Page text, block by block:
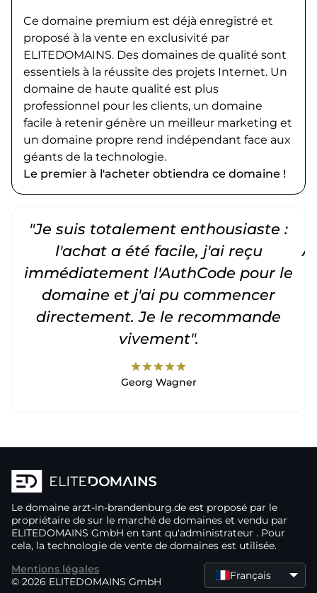
Ce domaine premium est déjà enregistré et
proposé à la vente en exclusivité par
ELITEDOMAINS. Des domaines de qualité sont
essentiels à la réussite des projets Internet. Un
domaine de haute qualité est plus
professionnel pour les clients, un domaine
facile à retenir génère un meilleur marketing et
un domaine propre rend indépendant face aux
géants de la technologie.
Le premier à l'acheter obtiendra ce domaine !
"Je suis totalement enthousiaste :
l'achat a été facile, j'ai reçu
immédiatement l'AuthCode pour le
domaine et j'ai pu commencer
directement. Je le recommande
vivement".
starstarstarstarstar
Georg Wagner
Le domaine arzt-in-brandenburg.de est proposé par le
propriétaire de sur le marché de domaines et vendu par
ELITEDOMAINS GmbH en tant qu'administrateur . Pour
cela, la technologie de vente de domaines est utilisée.
Mentions légales
© 2026 ELITEDOMAINS GmbH
Français